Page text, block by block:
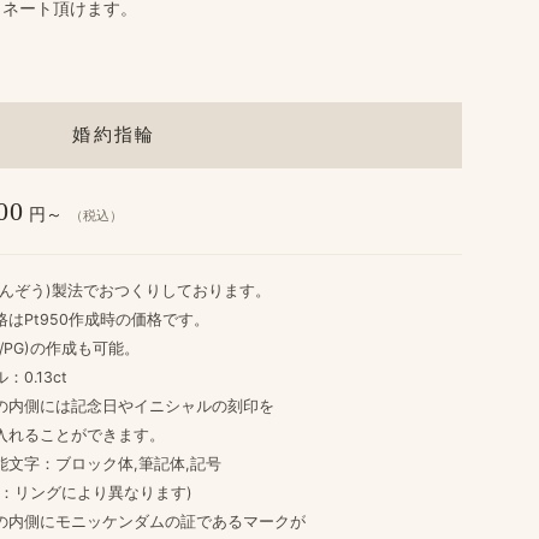
婚約指輪
円～ （税込）
ぞう​)製法で​おつくりしております。
は​Pt950作成時の​価格です。
の​作成も​可能。
：0.13ct
内側には​記念日や​イニシャルの​刻印を
る​ことができます。
文字：ブロック体,筆記体,記号
ングに​より​異なります)
内側に​モニッケンダムの​証である​マークが
ート頂けます。